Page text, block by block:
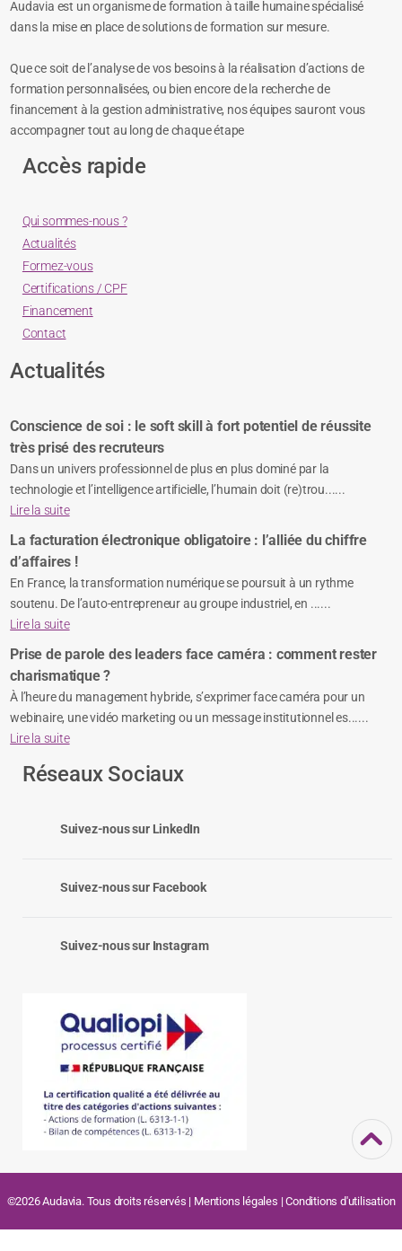
Audavia est un organisme de formation à taille humaine spécialisé
dans la mise en place de solutions de formation sur mesure.
Que ce soit de l’analyse de vos besoins à la réalisation d’actions de
formation personnalisées, ou bien encore de la recherche de
financement à la gestion administrative, nos équipes sauront vous
accompagner tout au long de chaque étape
Accès rapide
Qui sommes-nous ?
Actualités
Formez-vous
Certifications / CPF
Financement
Contact
Actualités
Conscience de soi : le soft skill à fort potentiel de réussite
très prisé des recruteurs
Dans un univers professionnel de plus en plus dominé par la
technologie et l’intelligence artificielle, l’humain doit (re)trou......
Lire la suite
La facturation électronique obligatoire : l’alliée du chiffre
d’affaires !
En France, la transformation numérique se poursuit à un rythme
soutenu. De l’auto-entrepreneur au groupe industriel, en ......
Lire la suite
Prise de parole des leaders face caméra : comment rester
charismatique ?
À l’heure du management hybride, s’exprimer face caméra pour un
webinaire, une vidéo marketing ou un message institutionnel es......
Lire la suite
Réseaux Sociaux
Suivez-nous sur LinkedIn
Suivez-nous sur Facebook
Suivez-nous sur Instagram
©2026 Audavia. Tous droits réservés | Mentions légales |Conditions d'utilisation